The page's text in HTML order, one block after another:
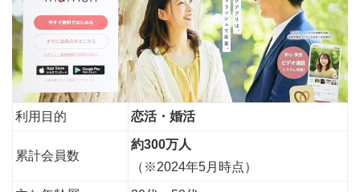
利用目的 恋活・婚活
累計会員数
約300万人
（※2024年5月時点）